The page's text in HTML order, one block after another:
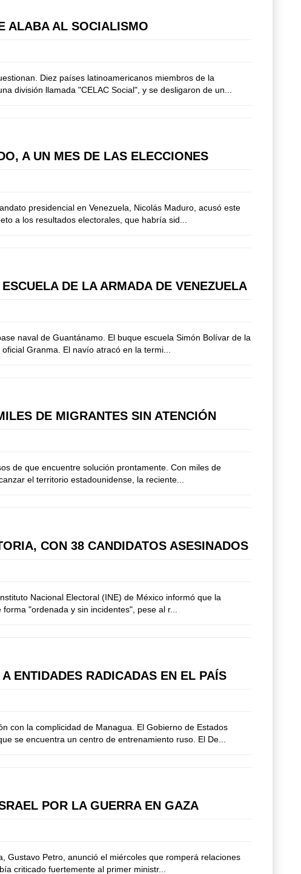
ALABA AL SOCIALISMO
Diez países latinoamericanos miembros de la
división llamada "CELAC Social", y se desligaron de un...
A UN MES DE LAS ELECCIONES
presidencial en Venezuela, Nicolás Maduro, acusó este
a los resultados electorales, que habría sid...
DE LA ARMADA DE VENEZUELA
naval de Guantánamo. El buque escuela Simón Bolívar de la
Granma. El navío atracó en la termi...
DE MIGRANTES SIN ATENCIÓN
de que encuentre solución prontamente. Con miles de
el territorio estadounidense, la reciente...
CON 38 CANDIDATOS ASESINADOS
Nacional Electoral (INE) de México informó que la
"ordenada y sin incidentes", pese al r...
ENTIDADES RADICADAS EN EL PAÍS
con la complicidad de Managua. El Gobierno de Estados
se encuentra un centro de entrenamiento ruso. El De...
POR LA GUERRA EN GAZA
Gustavo Petro, anunció el miércoles que romperá relaciones
criticado fuertemente al primer ministr...